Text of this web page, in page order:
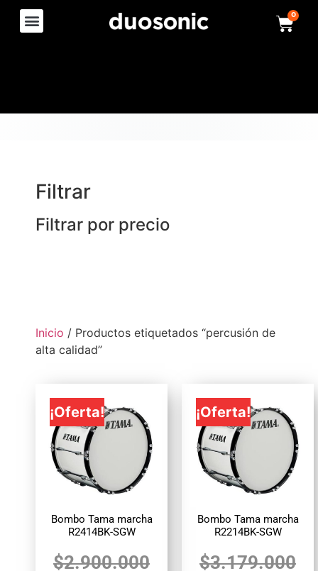
0
Filtrar
Filtrar por precio
Inicio / Productos etiquetados “percusión de
alta calidad”
¡Oferta!
Bombo Tama marcha
R2414BK-SGW
$2.900.000
¡Oferta!
Bombo Tama marcha
R2214BK-SGW
$3.179.000